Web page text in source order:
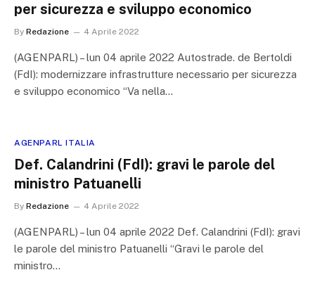
per sicurezza e sviluppo economico
By Redazione 4 Aprile 2022
(AGENPARL) – lun 04 aprile 2022 Autostrade. de Bertoldi
(FdI): modernizzare infrastrutture necessario per sicurezza
e sviluppo economico “Va nella…
AGENPARL ITALIA
Def. Calandrini (FdI): gravi le parole del
ministro Patuanelli
By Redazione 4 Aprile 2022
(AGENPARL) – lun 04 aprile 2022 Def. Calandrini (FdI): gravi
le parole del ministro Patuanelli “Gravi le parole del
ministro…